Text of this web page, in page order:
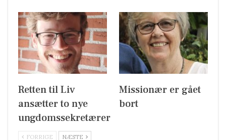
Retten til Liv
ansætter to nye
ungdomssekretærer
Missionær er gået
bort
FORRIGE NÆSTE